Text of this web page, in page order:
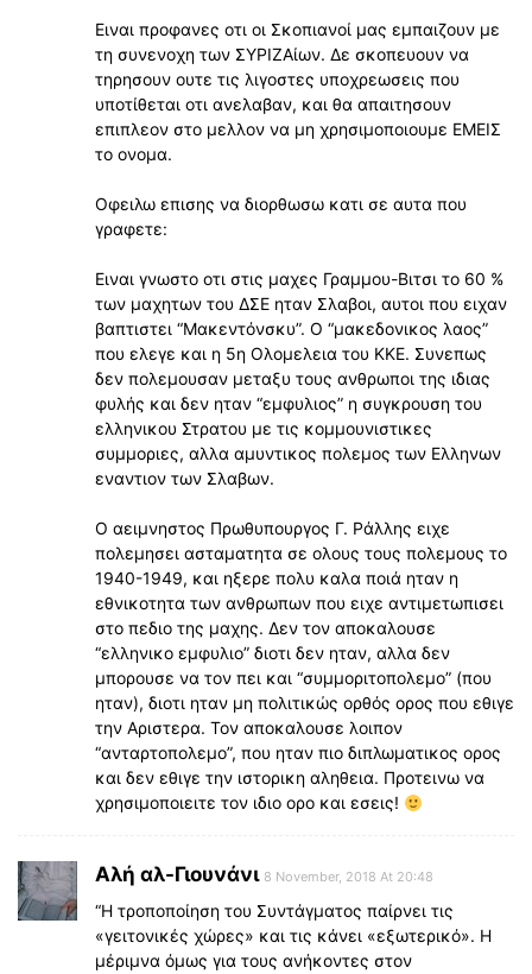
Ειναι προφανες οτι οι Σκοπιανοί μας εμπαιζουν με
τη συνενοχη των ΣΥΡΙΖΑίων. Δε σκοπευουν να
τηρησουν ουτε τις λιγοστες υποχρεωσεις που
υποτίθεται οτι ανελαβαν, και θα απαιτησουν
επιπλεον στο μελλον να μη χρησιμοποιουμε ΕΜΕΙΣ
το ονομα.
Οφειλω επισης να διορθωσω κατι σε αυτα που
γραφετε:
Ειναι γνωστο οτι στις μαχες Γραμμου-Βιτσι το 60 %
των μαχητων του ΔΣΕ ηταν Σλαβοι, αυτοι που ειχαν
βαπτιστει “Μακεντόνσκυ”. Ο “μακεδονικος λαος”
που ελεγε και η 5η Ολομελεια του ΚΚΕ. Συνεπως
δεν πολεμουσαν μεταξυ τους ανθρωποι της ιδιας
φυλής και δεν ηταν “εμφυλιος” η συγκρουση του
ελληνικου Στρατου με τις κομμουνιστικες
συμμοριες, αλλα αμυντικος πολεμος των Ελληνων
εναντιον των Σλαβων.
Ο αειμνηστος Πρωθυπουργος Γ. Ράλλης ειχε
πολεμησει ασταματητα σε ολους τους πολεμους το
1940-1949, και ηξερε πολυ καλα ποιά ηταν η
εθνικοτητα των ανθρωπων που ειχε αντιμετωπισει
στο πεδιο της μαχης. Δεν τον αποκαλουσε
“ελληνικο εμφυλιο” διοτι δεν ηταν, αλλα δεν
μπορουσε να τον πει και “συμμοριτοπολεμο” (που
ηταν), διοτι ηταν μη πολιτικώς ορθός ορος που εθιγε
την Αριστερα. Τον αποκαλουσε λοιπον
“ανταρτοπολεμο”, που ηταν πιο διπλωματικος ορος
και δεν εθιγε την ιστορικη αληθεια. Προτεινω να
χρησιμοποιειτε τον ιδιο ορο και εσεις!
Αλή αλ-Γιουνάνι 8 November, 2018 At 20:48
“Η τροποποίηση του Συντάγματος παίρνει τις
«γειτονικές χώρες» και τις κάνει «εξωτερικό». Η
μέριμνα όμως για τους ανήκοντες στον